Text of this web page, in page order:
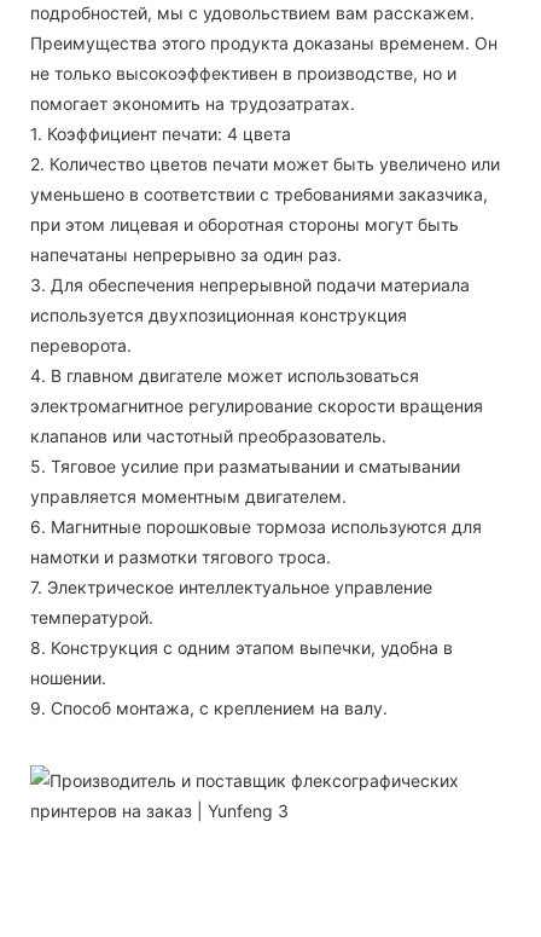
подробностей, мы с удовольствием вам расскажем.
Преимущества этого продукта доказаны временем. Он
не только высокоэффективен в производстве, но и
помогает экономить на трудозатратах.
1. Коэффициент печати: 4 цвета
2. Количество цветов печати может быть увеличено или
уменьшено в соответствии с требованиями заказчика,
при этом лицевая и оборотная стороны могут быть
напечатаны непрерывно за один раз.
3. Для обеспечения непрерывной подачи материала
используется двухпозиционная конструкция
переворота.
4. В главном двигателе может использоваться
электромагнитное регулирование скорости вращения
клапанов или частотный преобразователь.
5. Тяговое усилие при разматывании и сматывании
управляется моментным двигателем.
6. Магнитные порошковые тормоза используются для
намотки и размотки тягового троса.
7. Электрическое интеллектуальное управление
температурой.
8. Конструкция с одним этапом выпечки, удобна в
ношении.
9. Способ монтажа, с креплением на валу.